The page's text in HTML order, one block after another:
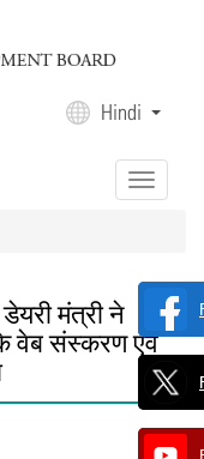
Hindi
Toggle
navigation
मंत्री ने
के वेब संस्करण एवं